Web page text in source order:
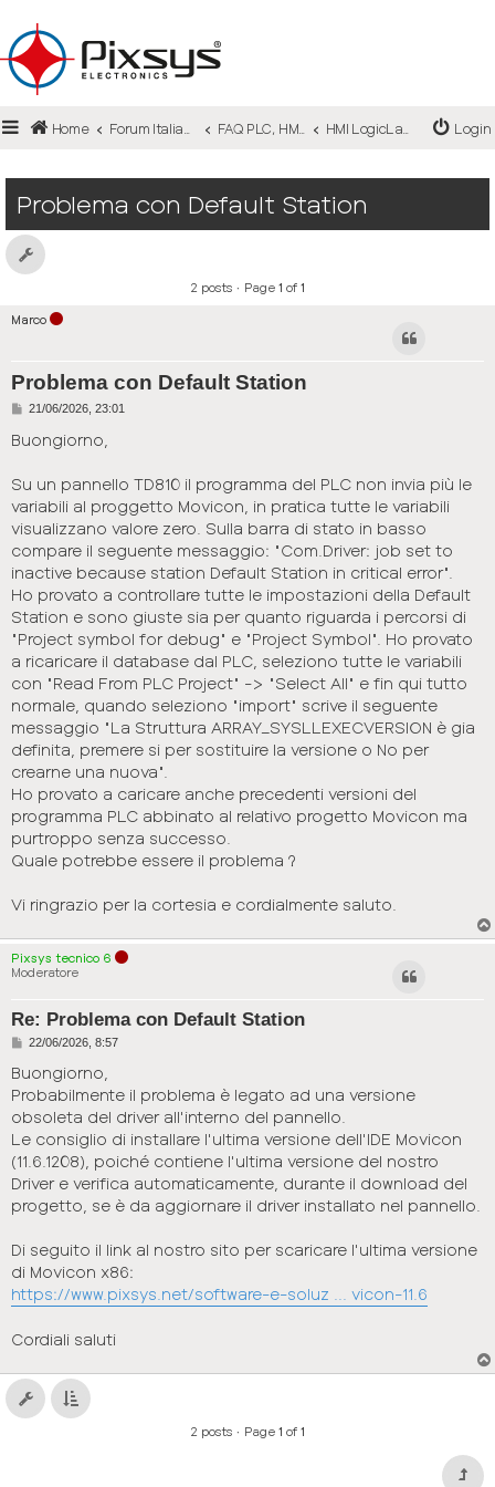
Login
Register
FAQ
Home Login
Problema con Default Station
2 posts • Page 1 of 1
Marco
Problema con Default Station
P
s
t
21/06/2026, 23:01
Buongiorno,
Su un pannello TD810 il programma del PLC non invia più le
variabili al proggetto Movicon, in pratica tutte le variabili
visualizzano valore zero. Sulla barra di stato in basso
compare il seguente messaggio: "Com.Driver: job set to
inactive because station Default Station in critical error".
Ho provato a controllare tutte le impostazioni della Default
Station e sono giuste sia per quanto riguarda i percorsi di
"Project symbol for debug" e "Project Symbol". Ho provato
a ricaricare il database dal PLC, seleziono tutte le variabili
con "Read From PLC Project" -> "Select All" e fin qui tutto
normale, quando seleziono "import" scrive il seguente
messaggio "La Struttura ARRAY_SYSLLEXECVERSION è gia
definita, premere si per sostituire la versione o No per
crearne una nuova".
Ho provato a caricare anche precedenti versioni del
programma PLC abbinato al relativo progetto Movicon ma
purtroppo senza successo.
Quale potrebbe essere il problema ?
Vi ringrazio per la cortesia e cordialmente saluto.
Pixsys tecnico 6
Moderatore
Re: Problema con Default Station
P
s
22/06/2026, 8:57
Buongiorno,
Probabilmente il problema è legato ad una versione
obsoleta del driver all'interno del pannello.
Le consiglio di installare l'ultima versione dell'IDE Movicon
(11.6.1208), poiché contiene l'ultima versione del nostro
Driver e verifica automaticamente, durante il download del
progetto, se è da aggiornare il driver installato nel pannello.
Di seguito il link al nostro sito per scaricare l'ultima versione
di Movicon x86:
https://www.pixsys.net/software-e-soluz ... vicon-11.6
Cordiali saluti
2 posts • Page 1 of 1